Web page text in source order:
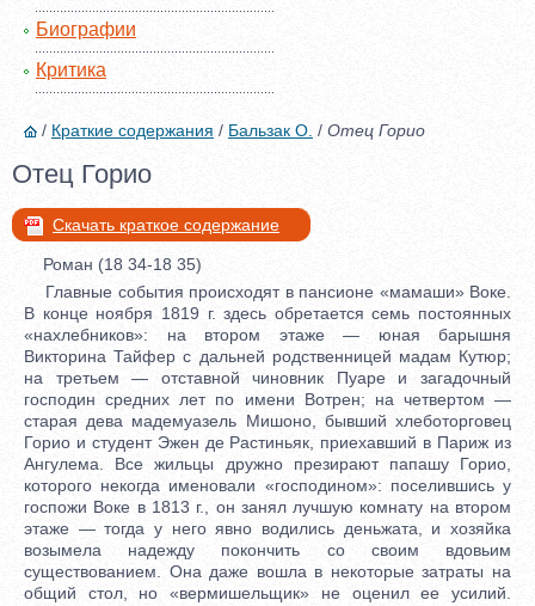
Биографии
Критика
/ Краткие содержания / Бальзак О. / Отец Горио
Отец Горио
Скачать краткое содержание
Роман (18 34-18 35)
Главные события происходят в пансионе «мамаши» Воке.
В конце ноября 1819 г. здесь обретается семь постоянных
«нахлебников»: на втором этаже — юная барышня
Викторина Тайфер с дальней родственницей мадам Кутюр;
на третьем — отставной чиновник Пуаре и загадочный
господин средних лет по имени Вотрен; на четвертом —
старая дева мадемуазель Мишоно, бывший хлеботорговец
Горио и студент Эжен де Растиньяк, приехавший в Париж из
Ангулема. Все жильцы дружно презирают папашу Горио,
которого некогда именовали «господином»: поселившись у
госпожи Воке в 1813 г., он занял лучшую комнату на втором
этаже — тогда у него явно водились деньжата, и хозяйка
возымела надежду покончить со своим вдовьим
существованием. Она даже вошла в некоторые затраты на
общий стол, но «вермишельщик» не оценил ее усилий.